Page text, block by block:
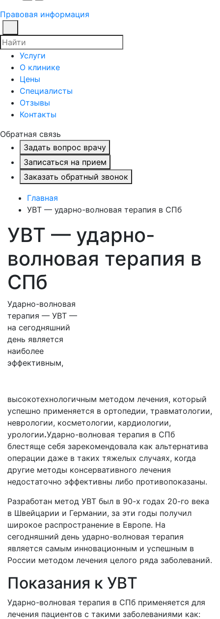
Правовая информация
Услуги
О клинике
Цены
Специалисты
Отзывы
Контакты
Обратная связь
Задать вопрос врачу
Записаться на прием
Заказать обратный звонок
Главная
УВТ — ударно-волновая терапия в СПб
УВТ — ударно-
волновая терапия в
СПб
Ударно-волновая
терапия — УВТ —
на сегодняшний
день является
наиболее
эффективным,
высокотехнологичным методом лечения, который
успешно применяется в ортопедии, травматологии,
неврологии, косметологии, кардиологии,
урологии.Ударно-волновая терапия в СПб
блестяще себя зарекомендовала как альтернатива
операции даже в таких тяжелых случаях, когда
другие методы консервативного лечения
недостаточно эффективны либо противопоказаны.
Разработан метод УВТ был в 90-х годах 20-го века
в Швейцарии и Германии, за эти годы получил
широкое распространение в Европе. На
сегодняшний день ударно-волновая терапия
является самым инновационным и успешным в
России методом лечения целого ряда заболеваний.
Показания к УВТ
Ударно-волновая терапия в СПб применяется для
лечения пациентов с такими заболеваниями как: